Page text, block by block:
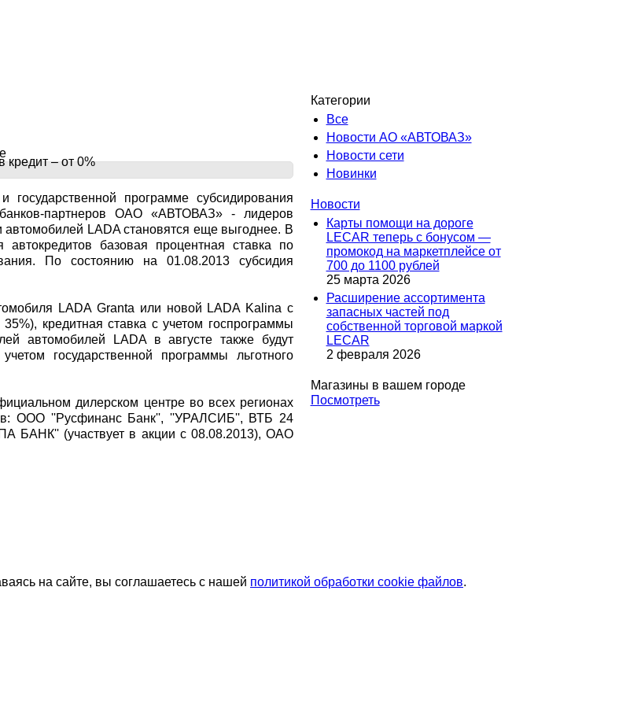
программе субсидирования
партнеров ОАО «АВТОВАЗ» - лидеров
автомобилей LADA становятся еще выгоднее. В
автокредитов базовая процентная ставка по
По состоянию на 01.08.2013 субсидия
LADA Granta или новой LADA Kalina с
кредитная ставка с учетом госпрограммы
автомобилей LADA в августе также будут
государственной программы льготного
дилерском центре во всех регионах
ООО ''Русфинанс Банк'', ''УРАЛСИБ'', ВТБ 24
(участвует в акции с 08.08.2013), ОАО
Категории
Все
Новости АО «АВТОВАЗ»
Новости сети
Новинки
Новости
Карты помощи на дороге
LECAR теперь с бонусом —
промокод на маркетплейсе от
700 до 1100 рублей
25 марта 2026
Расширение ассортимента
запасных частей под
собственной торговой маркой
LECAR
2 февраля 2026
Магазины в вашем городе
Посмотреть
на сайте, вы соглашаетесь с нашей политикой обработки cookie файлов.